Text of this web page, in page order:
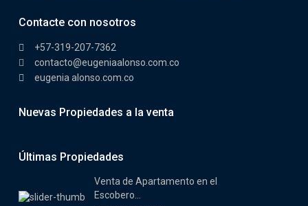
Contacte con nosotros
+57-319-207-7362
contacto@eugeniaalonso.com.co
eugenia alonso.com.co
Nuevas Propiedades a la venta
Últimas Propiedades
Venta de Apartamento en el
Escobero...